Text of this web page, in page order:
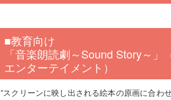
■教育向け
「音楽朗読劇～Sound Story～
エンターテイメント）
”スクリーンに映し出される絵本の原画に合わ